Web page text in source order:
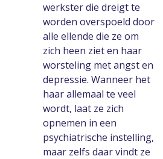
werkster die dreigt te
worden overspoeld door
alle ellende die ze om
zich heen ziet en haar
worsteling met angst en
depressie. Wanneer het
haar allemaal te veel
wordt, laat ze zich
opnemen in een
psychiatrische instelling,
maar zelfs daar vindt ze